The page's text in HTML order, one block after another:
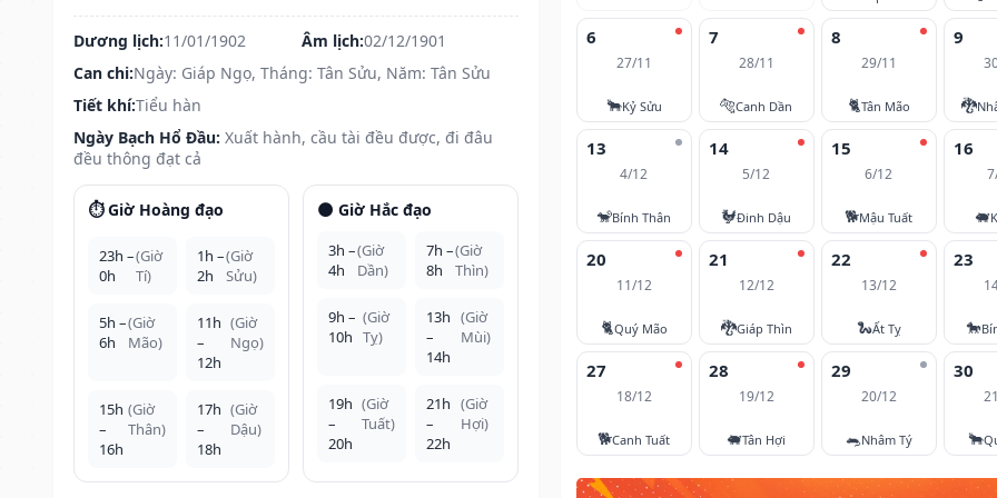
Dương lịch:11/01/1902 Âm lịch:02/12/1901
Can chi:Ngày: Giáp Ngọ, Tháng: Tân Sửu, Năm: Tân Sửu
Tiết khí:Tiểu hàn
Ngày Bạch Hổ Đầu: Xuất hành, cầu tài đều được, đi đâu
đều thông đạt cả
⏱️ Giờ Hoàng đạo
23h –
0h
(Giờ
Tí)
1h –
2h
(Giờ
Sửu)
5h –
6h
(Giờ
Mão)
11h
–
12h
(Giờ
Ngọ)
15h
–
16h
(Giờ
Thân)
17h
–
18h
(Giờ
Dậu)
🌑 Giờ Hắc đạo
3h –
4h
(Giờ
Dần)
7h –
8h
(Giờ
Thìn)
9h –
10h
(Giờ
Tỵ)
13h
–
14h
(Giờ
Mùi)
19h
–
20h
(Giờ
Tuất)
21h
–
22h
(Giờ
Hợi)
6
27/11
🐂Kỷ Sửu
7
28/11
🐅Canh Dần
8
29/11
🐈Tân Mão
9
🐉
13
4/12
🐒Bính Thân
14
5/12
🐓Đinh Dậu
15
6/12
🐕Mậu Tuất
16
🐖
20
11/12
🐈Quý Mão
21
12/12
🐉Giáp Thìn
22
13/12
🐍Ất Tỵ
23
🐎
27
18/12
🐕Canh Tuất
28
19/12
🐖Tân Hợi
29
20/12
🐀Nhâm Tý
30
🐂